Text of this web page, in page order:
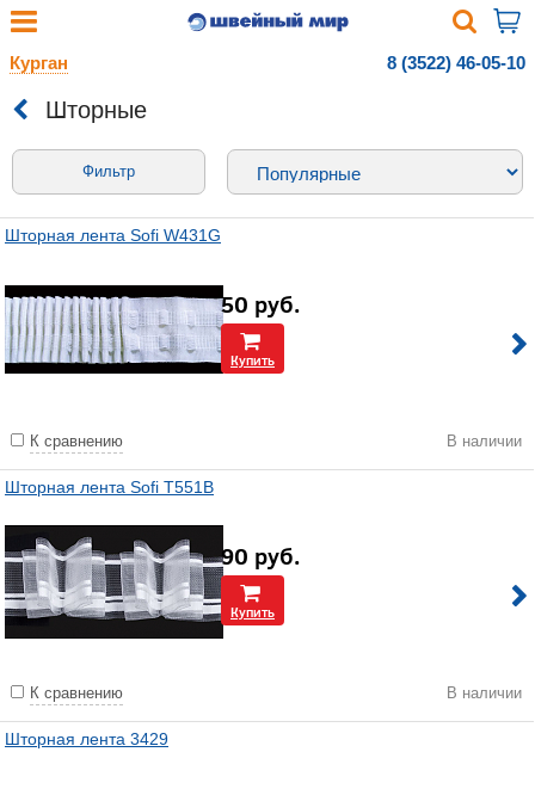
Курган 8 (3522) 46-05-10
Шторные
Фильтр
Шторная лента Sofi W431G
50 руб.
Купить
К сравнению В наличии
Шторная лента Sofi T551B
90 руб.
Купить
К сравнению В наличии
Шторная лента 3429